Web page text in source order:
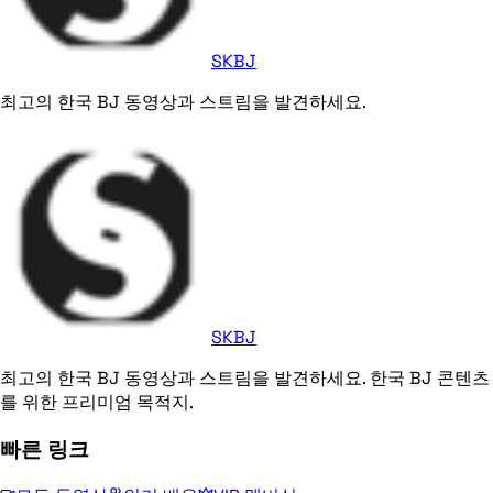
SKBJ
최고의 한국 BJ 동영상과 스트림을 발견하세요.
SKBJ
최고의 한국 BJ 동영상과 스트림을 발견하세요. 한국 BJ 콘텐츠
를 위한 프리미엄 목적지.
빠른 링크